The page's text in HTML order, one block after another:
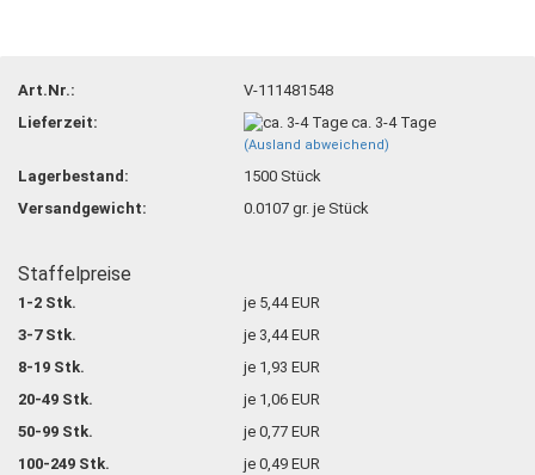
Art.Nr.:
V-111481548
Lieferzeit:
ca. 3-4 Tage
(Ausland abweichend)
Lagerbestand: 1500 Stück
Versandgewicht:
0.0107 gr. je Stück
Staffelpreise
1-2 Stk.
je 5,44 EUR
3-7 Stk.
je 3,44 EUR
8-19 Stk.
je 1,93 EUR
20-49 Stk.
je 1,06 EUR
50-99 Stk.
je 0,77 EUR
100-249 Stk.
je 0,49 EUR